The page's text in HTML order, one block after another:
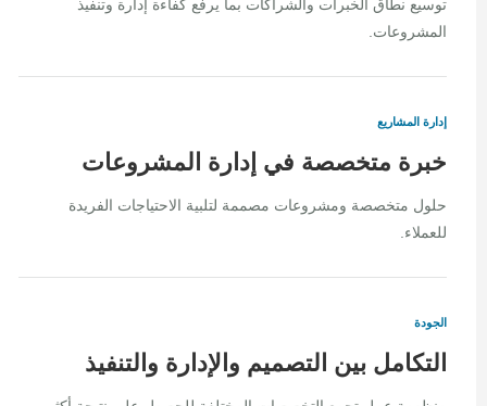
توسيع نطاق الخبرات والشراكات بما يرفع كفاءة إدارة وتنفيذ
المشروعات.
إدارة المشاريع
خبرة متخصصة في إدارة المشروعات
حلول متخصصة ومشروعات مصممة لتلبية الاحتياجات الفريدة
للعملاء.
الجودة
التكامل بين التصميم والإدارة والتنفيذ